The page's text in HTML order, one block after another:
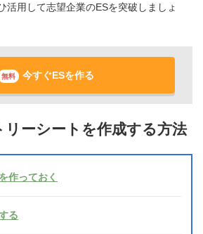
活用して志望企業のESを突破しましょ
無料 今すぐESを作る
ーシートを作成する方法
作っておく
る